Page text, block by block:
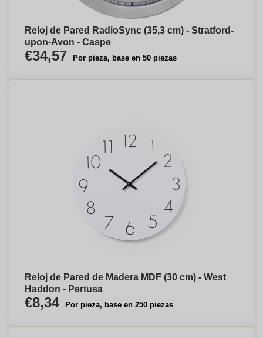
Reloj de Pared RadioSync (35,3 cm) - Stratford-
upon-Avon - Caspe
€34,57 Por pieza, base en 50 piezas
Reloj de Pared de Madera MDF (30 cm) - West
Haddon - Pertusa
€8,34 Por pieza, base en 250 piezas